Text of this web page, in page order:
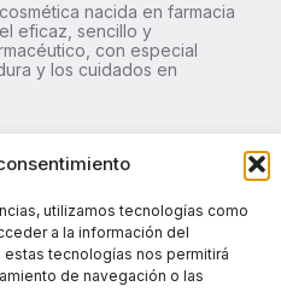
utilizamos tecnologías como
a la información del
tecnologías nos permitirá
de navegación o las
nacida en farmacia
eficaz, sencillo y
con especial
y los cuidados en